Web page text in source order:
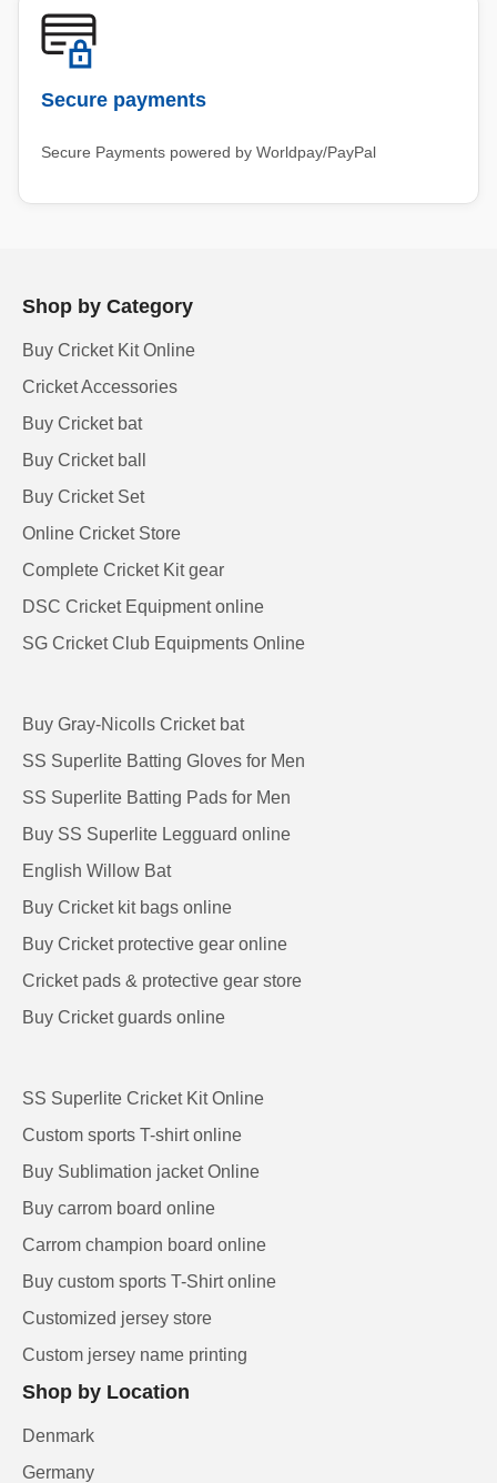
Secure payments
Secure Payments powered by Worldpay/PayPal
Shop by Category
Buy Cricket Kit Online
Cricket Accessories
Buy Cricket bat
Buy Cricket ball
Buy Cricket Set
Online Cricket Store
Complete Cricket Kit gear
DSC Cricket Equipment online
SG Cricket Club Equipments Online
Buy Gray-Nicolls Cricket bat
SS Superlite Batting Gloves for Men
SS Superlite Batting Pads for Men
Buy SS Superlite Legguard online
English Willow Bat
Buy Cricket kit bags online
Buy Cricket protective gear online
Cricket pads & protective gear store
Buy Cricket guards online
SS Superlite Cricket Kit Online
Custom sports T-shirt online
Buy Sublimation jacket Online
Buy carrom board online
Carrom champion board online
Buy custom sports T-Shirt online
Customized jersey store
Custom jersey name printing
Shop by Location
Denmark
Germany